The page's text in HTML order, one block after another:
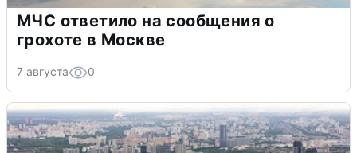
МЧС ответило на сообщения о
грохоте в Москве
7 августа 0